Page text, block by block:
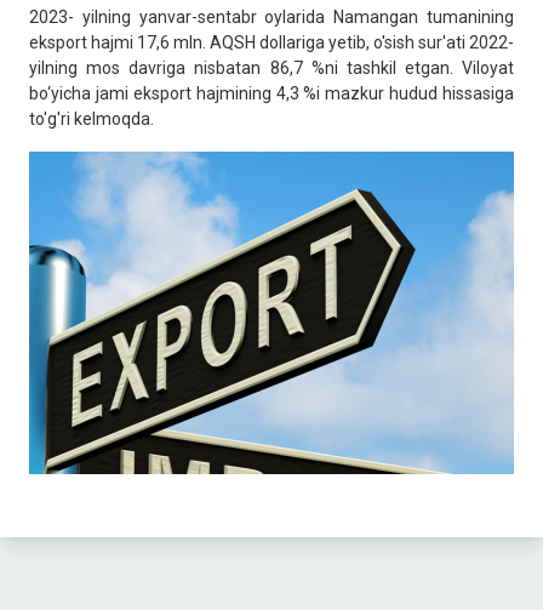
2023- yilning yanvar-sentabr oylarida Namangan tumanining
eksport hajmi 17,6 mln. AQSH dollariga yetib, o'sish sur'ati 2022-
yilning mos davriga nisbatan 86,7 %ni tashkil etgan. Viloyat
bo‘yicha jami eksport hajmining 4,3 %i mazkur hudud hissasiga
to'g'ri kelmoqda.